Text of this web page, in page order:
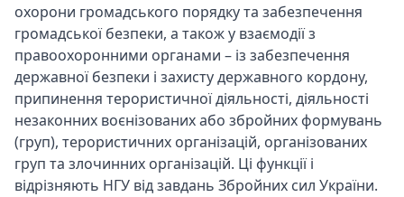
охорони громадського порядку та забезпечення
громадської безпеки, а також у взаємодії з
правоохоронними органами – із забезпечення
державної безпеки і захисту державного кордону,
припинення терористичної діяльності, діяльності
незаконних воєнізованих або збройних формувань
(груп), терористичних організацій, організованих
груп та злочинних організацій. Ці функції і
відрізняють НГУ від завдань Збройних сил України.